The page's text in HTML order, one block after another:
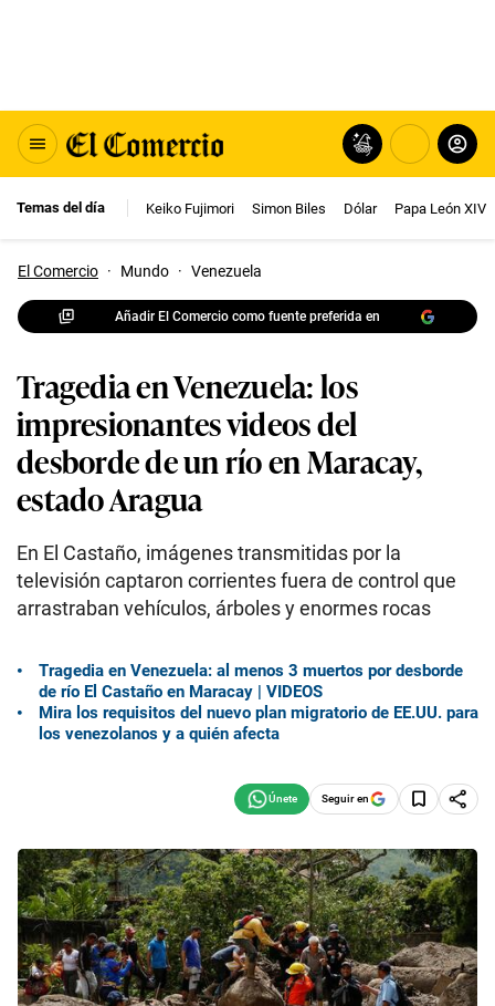
Temas del día Keiko Fujimori Simon Biles Dólar Papa León XIV
El Comercio · Mundo · Venezuela
Añadir El Comercio como fuente preferida en
Tragedia en Venezuela: los
impresionantes videos del
desborde de un río en Maracay,
estado Aragua
En El Castaño, imágenes transmitidas por la
televisión captaron corrientes fuera de control que
arrastraban vehículos, árboles y enormes rocas
Tragedia en Venezuela: al menos 3 muertos por desborde
de río El Castaño en Maracay | VIDEOS
Mira los requisitos del nuevo plan migratorio de EE.UU. para
los venezolanos y a quién afecta
Seguir en